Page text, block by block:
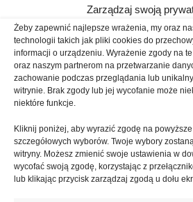
Zarządzaj swoją
Żeby zapewnić najlepsze wrażenia, my oraz
technologii takich jak pliki cookies do
informacji o urządzeniu. Wyrażenie zgody na
oraz naszym partnerom na przetwarzanie
zachowanie podczas przeglądania lub
witrynie. Brak zgody lub jej wycofanie może
niektóre funkcje.
Kliknij poniżej, aby wyrazić zgodę na
szczegółowych wyborów. Twoje wybory
witryny. Możesz zmienić swoje ustawienia w
wycofać swoją zgodę, korzystając z
lub klikając przycisk zarządzaj zgodą u dołu
Zalecenia montażowe:
Płyty styropianowe Termo Organika
należy stosować zgodnie z zaleceniem
Rekomendacją Techniczną i Jakości
wytycznymi zawartymi w budowlanym.
Podstawowe wytyczne wykonania
i stropów:Podłoże powinno być płaskie
razie należy je wyrównać. Podłogi na
stosowania izolacji przeciwwilgociowej
papy, folii PE, bitumicznych,